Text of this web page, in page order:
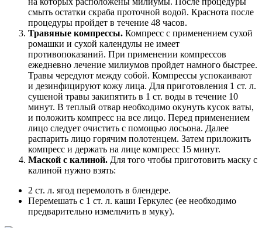
смыть остатки скраба проточной водой. Краснота после
процедуры пройдет в течение 48 часов.
Травяные компрессы. Компресс с применением сухой
ромашки и сухой календулы не имеет
противопоказаний. При применении компрессов
ежедневно лечение милиумов пройдет намного быстрее.
Травы чередуют между собой. Компрессы успокаивают
и дезинфицируют кожу лица. Для приготовления 1 ст. л.
сушеной травы закипятить в 1 ст. воды в течение 10
минут. В теплый отвар необходимо окунуть кусок ваты,
и положить компресс на все лицо. Перед применением
лицо следует очистить с помощью лосьона. Далее
распарить лицо горячим полотенцем. Затем приложить
компресс и держать на лице компресс 15 минут.
Маской с калиной. Для того чтобы приготовить маску с
калиной нужно взять:
2 ст. л. ягод перемолоть в блендере.
Перемешать с 1 ст. л. каши Геркулес (ее необходимо
предварительно измельчить в муку).